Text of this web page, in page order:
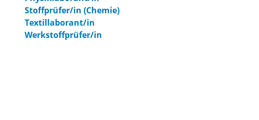
Stoffprüfer/in (Chemie)
Textillaborant/in
Werkstoffprüfer/in